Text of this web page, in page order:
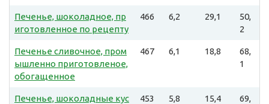
Печенье, шоколадное, пр
иготовленное по рецепту
466 6,2 29,1
50,
2
Печенье сливочное, пром
ышленно приготовленое,
обогащенное
467 6,1 18,8
68,
1
Печенье, шоколадные кус
453 5,8 15,4
69,